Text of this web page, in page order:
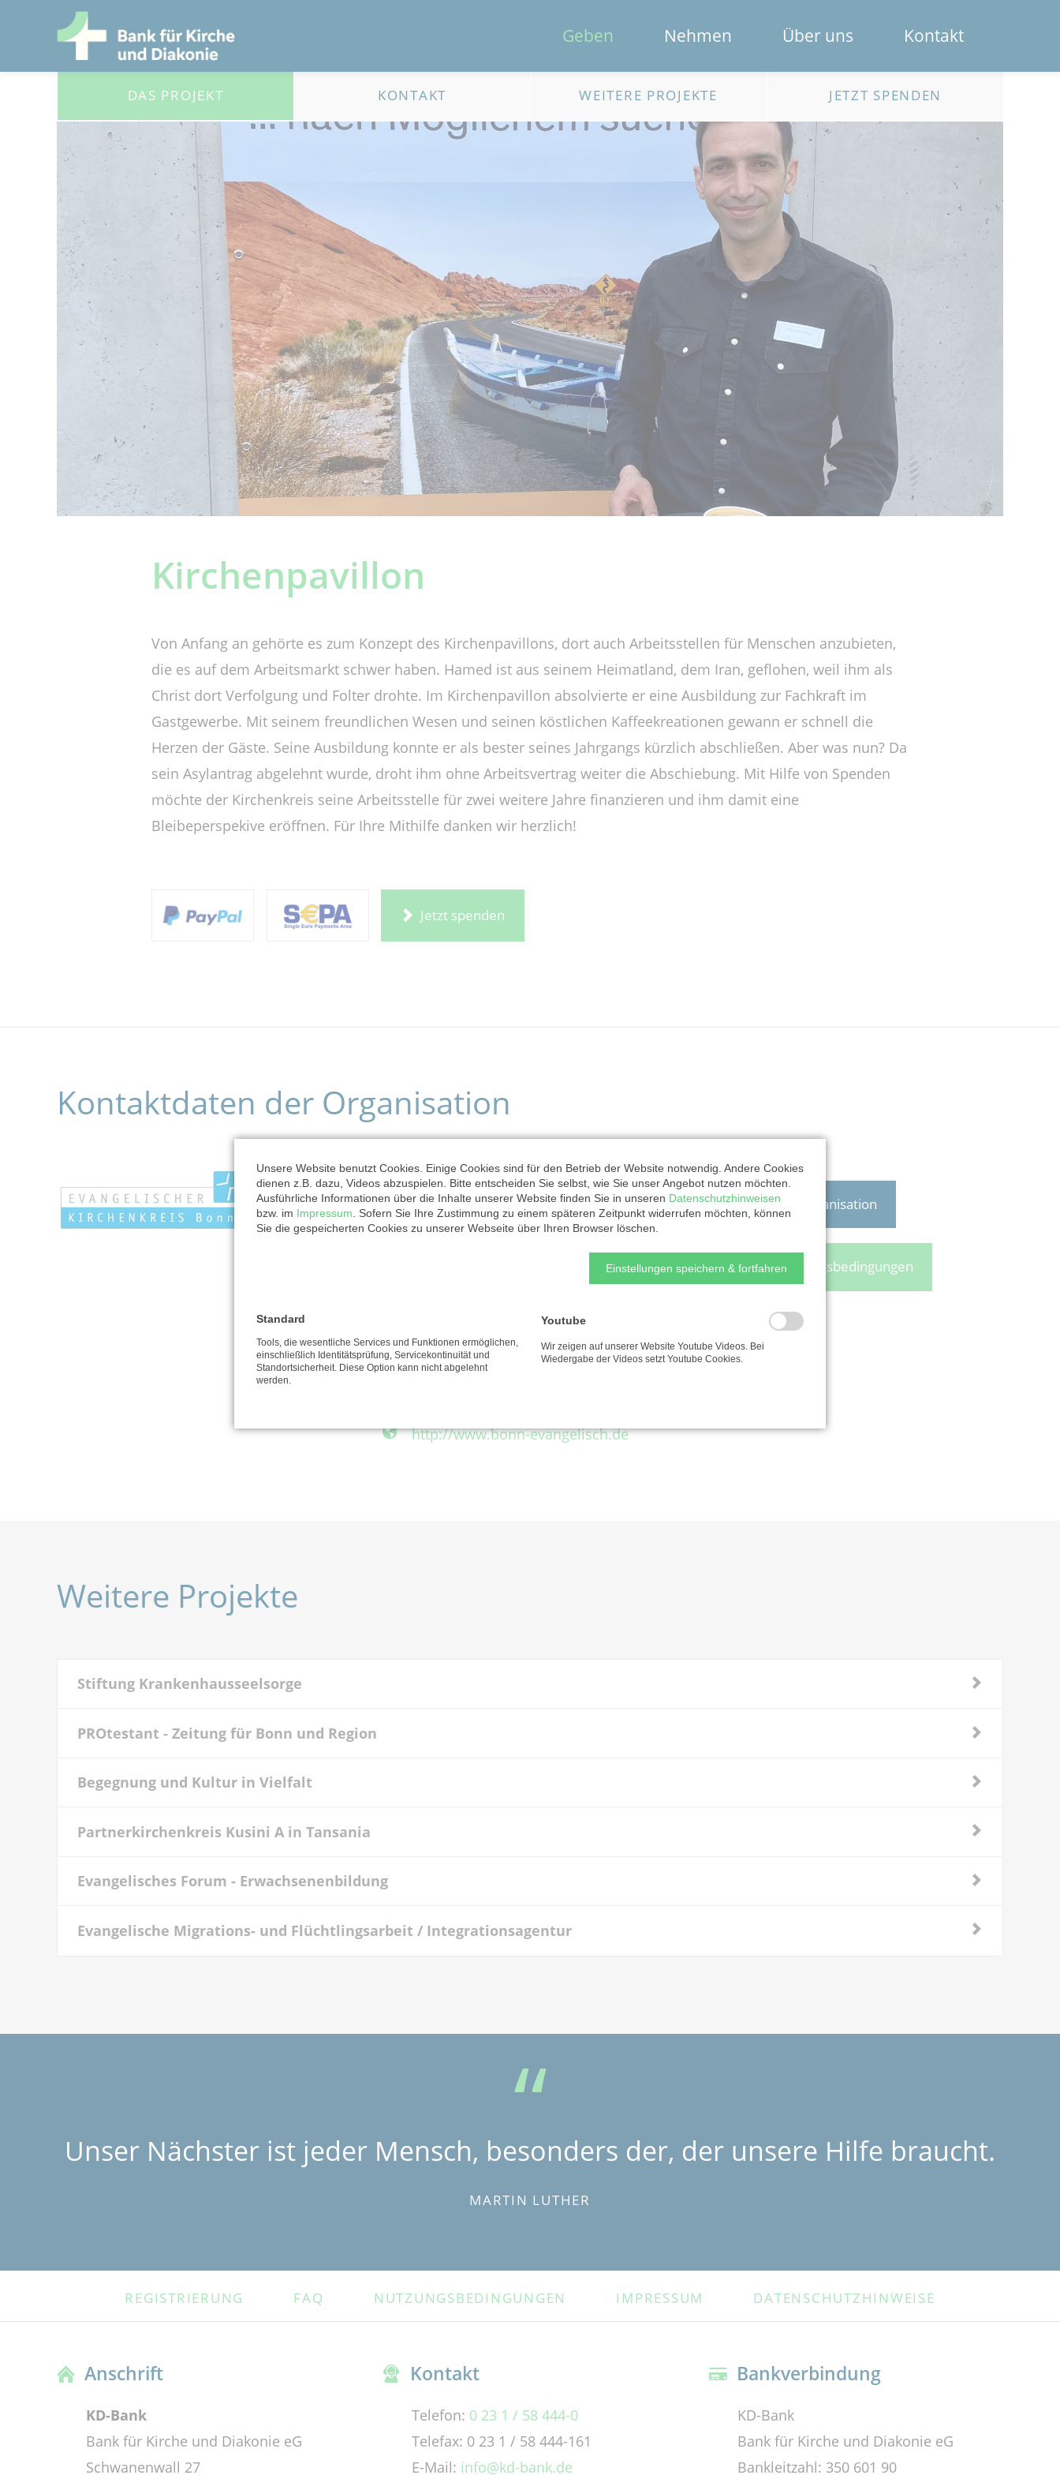
Geben Nehmen Über uns
Das Spendenportal
Die Bank
Das Team
Erklärfilme
Registrierung für Institutionen
Kontakt
DAS PROJEKT KONTAKT WEITERE PROJEKTE JETZT SPENDEN
Kirchenpavillon
Von Anfang an gehörte es zum Konzept des Kirchenpavillons, dort auch Arbeitsstellen für Menschen anzubieten,
die es auf dem Arbeitsmarkt schwer haben. Hamed ist aus seinem Heimatland, dem Iran, geflohen, weil ihm als
Christ dort Verfolgung und Folter drohte. Im Kirchenpavillon absolvierte er eine Ausbildung zur Fachkraft im
Gastgewerbe. Mit seinem freundlichen Wesen und seinen köstlichen Kaffeekreationen gewann er schnell die
Herzen der Gäste. Seine Ausbildung konnte er als bester seines Jahrgangs kürzlich abschließen. Aber was nun? Da
sein Asylantrag abgelehnt wurde, droht ihm ohne Arbeitsvertrag weiter die Abschiebung. Mit Hilfe von Spenden
möchte der Kirchenkreis seine Arbeitsstelle für zwei weitere Jahre finanzieren und ihm damit eine
Bleibeperspekive eröffnen. Für Ihre Mithilfe danken wir herzlich!
Jetzt spenden
Kontaktdaten der Organisation
Evangelischer Kirchenkreis Bonn
Adenauerallee 37
Dr. Anne-Christina Achterberg-Boness
Telefon: 02286880311
http://www.bonn-evangelisch.de
Zur Organisation
Nutzungsbedingungen
Weitere Projekte
Stiftung Krankenhausseelsorge
PROtestant - Zeitung für Bonn und Region
Begegnung und Kultur in Vielfalt
Partnerkirchenkreis Kusini A in Tansania
Evangelisches Forum - Erwachsenenbildung
Evangelische Migrations- und Flüchtlingsarbeit / Integrationsagentur
Unser Nächster ist jeder Mensch, besonders der, der unsere Hilfe braucht.
MARTIN LUTHER
ÜBERSPRINGEN
REGISTRIERUNG FAQ NUTZUNGSBEDINGUNGEN IMPRESSUM DATENSCHUTZHINWEISE
Anschrift
KD-Bank
Bank für Kirche und Diakonie eG
Schwanenwall 27
Kontakt
Telefon: 0 23 1 / 58 444-0
Telefax: 0 23 1 / 58 444-161
E-Mail: info@kd-bank.de
Bankverbindung
KD-Bank
Bank für Kirche und Diakonie eG
Bankleitzahl: 350 601 90
Unsere Website benutzt Cookies. Einige Cookies sind für den Betrieb der Website notwendig. Andere Cookies
dienen z.B. dazu, Videos abzuspielen. Bitte entscheiden Sie selbst, wie Sie unser Angebot nutzen möchten.
Ausführliche Informationen über die Inhalte unserer Website finden Sie in unseren Datenschutzhinweisen
bzw. im Impressum . Sofern Sie Ihre Zustimmung zu einem späteren Zeitpunkt widerrufen möchten, können
Sie die gespeicherten Cookies zu unserer Webseite über Ihren Browser löschen.
Einstellungen speichern & fortfahren
Standard
Tools, die wesentliche Services und Funktionen ermöglichen,
einschließlich Identitätsprüfung, Servicekontinuität und
Standortsicherheit. Diese Option kann nicht abgelehnt
werden.
Youtube
Wir zeigen auf unserer Website Youtube Videos. Bei
Wiedergabe der Videos setzt Youtube Cookies.